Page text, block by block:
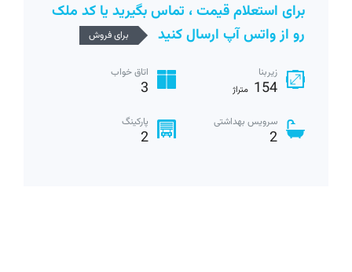
برای استعلام قیمت ، تماس بگیرید یا کد ملک
رو از واتس آپ ارسال کنید
برای فروش
زیربنا
154 متراژ
اتاق خواب
3
سرویس بهداشتی
2
پارکینگ
2